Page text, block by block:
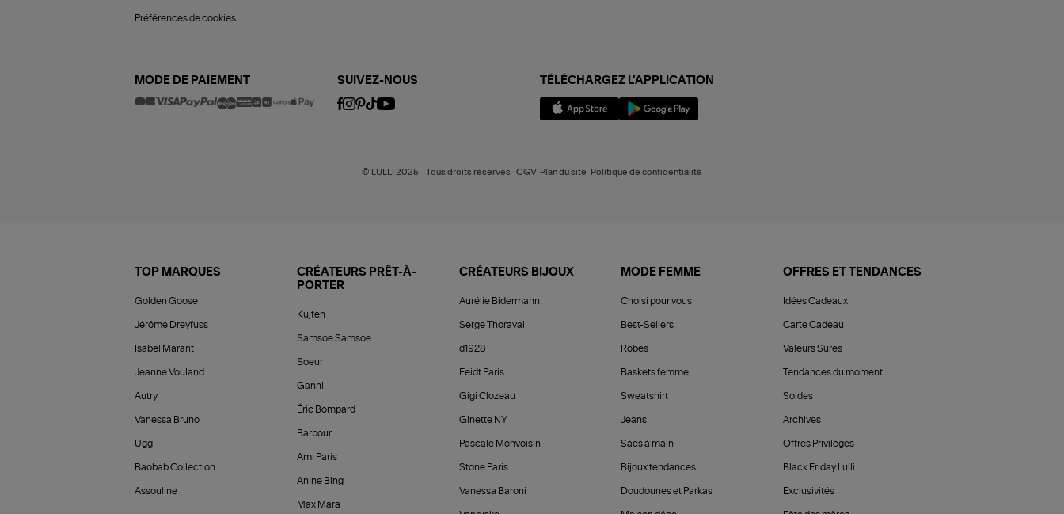
Préférences de cookies
MODE DE PAIEMENT SUIVEZ-NOUS TÉLÉCHARGEZ L'APPLICATION
© LULLI 2025 - Tous droits réservés -CGV-Plan du site-Politique de confidentialité
TOP MARQUES
Golden Goose
Jérôme Dreyfuss
Isabel Marant
Jeanne Vouland
Autry
Vanessa Bruno
Ugg
Baobab Collection
Assouline
CRÉATEURS PRÊT-À-
PORTER
Kujten
Samsoe Samsoe
Soeur
Ganni
Éric Bompard
Barbour
Ami Paris
Anine Bing
Max Mara
CRÉATEURS BIJOUX
Aurélie Bidermann
Serge Thoraval
d1928
Feidt Paris
Gigi Clozeau
Ginette NY
Pascale Monvoisin
Stone Paris
Vanessa Baroni
MODE FEMME
Choisi pour vous
Best-Sellers
Robes
Baskets femme
Sweatshirt
Jeans
Sacs à main
Bijoux tendances
Doudounes et Parkas
OFFRES ET TENDANCES
Idées Cadeaux
Carte Cadeau
Valeurs Sûres
Tendances du moment
Soldes
Archives
Offres Privilèges
Black Friday Lulli
Exclusivités